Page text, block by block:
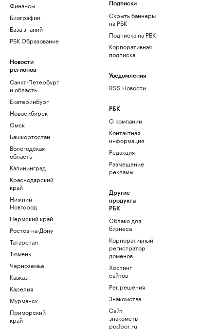
Финансы
Биографии
База знаний
РБК Образование
Новости
регионов
Санкт-Петербург
и область
Екатеринбург
Новосибирск
Омск
Башкортостан
Вологодская
область
Калининград
Краснодарский
край
Нижний
Новгород
Пермский край
Ростов-на-Дону
Татарстан
Тюмень
Черноземье
Кавказ
Карелия
Мурманск
Приморский
край
Подписки
Скрыть баннеры
на РБК
Подписка на РБК
Корпоративная
подписка
Уведомления
RSS Новости
РБК
О компании
Контактная
информация
Редакция
Размещение
рекламы
Другие
продукты
РБК
Облако для
бизнеса
Корпоративный
регистратор
доменов
Хостинг
сайтов
Рег.решения
Знакомства
Сайт
знакомств
podbor.ru